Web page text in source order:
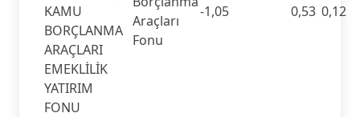
KAMU
BORÇLANMA
ARAÇLARI
EMEKLİLİK
YATIRIM
FONU
Araçları
Fonu
-1,05 0,53 0,12